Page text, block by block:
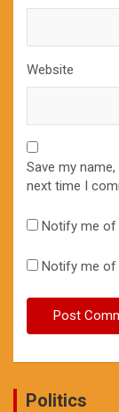
Website
Save my
next time I
Notify me of
Notify me of
Politics